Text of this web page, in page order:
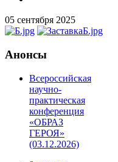
05 сентября 2025
Анонсы
Всероссийская
научно-
практическая
конференция
«ОБРАЗ
ГЕРОЯ»
(03.12.2026)